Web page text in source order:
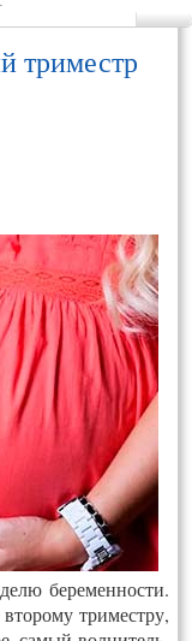
триместр
бе­ремен­ности.
три­мест­ру,